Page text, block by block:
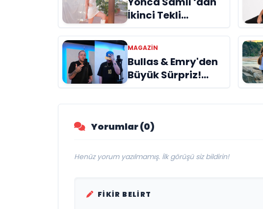
İkinci Tekli
“Donacaksın
Sevgilim “
yayımlandı
MAGAZIN
Bullas & Emry'den
Büyük Sürpriz!
"Kaç Kurtul" ile
Tarz Değiştirdiler
Yorumlar (0)
Henüz yorum yazılmamış. İlk görüşü siz bildirin!
FIKIR BELIRT